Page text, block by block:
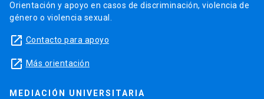
Orientación y apoyo en casos de discriminación, violencia de
género o violencia sexual.
launch Contacto para apoyo
launch Más orientación
MEDIACIÓN UNIVERSITARIA